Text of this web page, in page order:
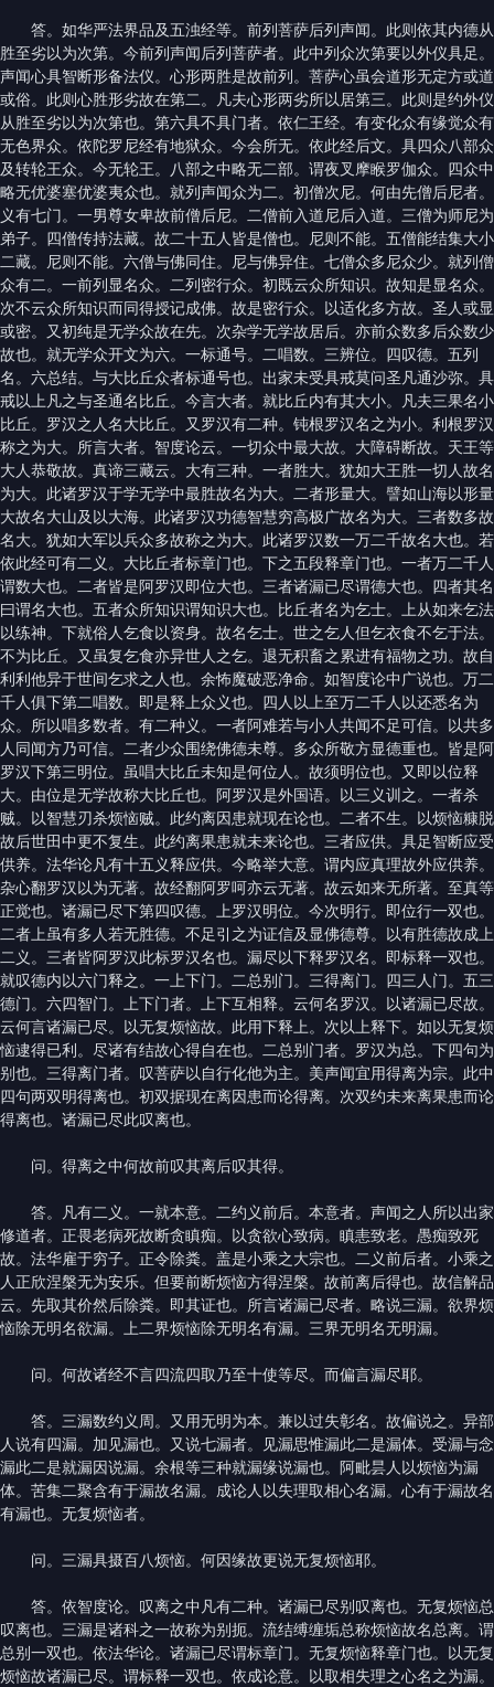
答。如华严法界品及五浊经等。前列菩萨后列声闻。此则依其内德从
胜至劣以为次第。今前列声闻后列菩萨者。此中列众次第要以外仪具足。
声闻心具智断形备法仪。心形两胜是故前列。菩萨心虽会道形无定方或道
或俗。此则心胜形劣故在第二。凡夫心形两劣所以居第三。此则是约外仪
从胜至劣以为次第也。第六具不具门者。依仁王经。有变化众有缘觉众有
无色界众。依陀罗尼经有地狱众。今会所无。依此经后文。具四众八部众
及转轮王众。今无轮王。八部之中略无二部。谓夜叉摩睺罗伽众。四众中
略无优婆塞优婆夷众也。就列声闻众为二。初僧次尼。何由先僧后尼者。
义有七门。一男尊女卑故前僧后尼。二僧前入道尼后入道。三僧为师尼为
弟子。四僧传持法藏。故二十五人皆是僧也。尼则不能。五僧能结集大小
二藏。尼则不能。六僧与佛同住。尼与佛异住。七僧众多尼众少。就列僧
众有二。一前列显名众。二列密行众。初既云众所知识。故知是显名众。
次不云众所知识而同得授记成佛。故是密行众。以适化多方故。圣人或显
或密。又初纯是无学众故在先。次杂学无学故居后。亦前众数多后众数少
故也。就无学众开文为六。一标通号。二唱数。三辨位。四叹德。五列
名。六总结。与大比丘众者标通号也。出家未受具戒莫问圣凡通沙弥。具
戒以上凡之与圣通名比丘。今言大者。就比丘内有其大小。凡夫三果名小
比丘。罗汉之人名大比丘。又罗汉有二种。钝根罗汉名之为小。利根罗汉
称之为大。所言大者。智度论云。一切众中最大故。大障碍断故。天王等
大人恭敬故。真谛三藏云。大有三种。一者胜大。犹如大王胜一切人故名
为大。此诸罗汉于学无学中最胜故名为大。二者形量大。譬如山海以形量
大故名大山及以大海。此诸罗汉功德智慧穷高极广故名为大。三者数多故
名大。犹如大军以兵众多故称之为大。此诸罗汉数一万二千故名大也。若
依此经可有二义。大比丘者标章门也。下之五段释章门也。一者万二千人
谓数大也。二者皆是阿罗汉即位大也。三者诸漏已尽谓德大也。四者其名
曰谓名大也。五者众所知识谓知识大也。比丘者名为乞士。上从如来乞法
以练神。下就俗人乞食以资身。故名乞士。世之乞人但乞衣食不乞于法。
不为比丘。又虽复乞食亦异世人之乞。退无积畜之累进有福物之功。故自
利利他异于世间乞求之人也。余怖魔破恶净命。如智度论中广说也。万二
千人俱下第二唱数。即是释上众义也。四人以上至万二千人以还悉名为
众。所以唱多数者。有二种义。一者阿难若与小人共闻不足可信。以共多
人同闻方乃可信。二者少众围绕佛德未尊。多众所敬方显德重也。皆是阿
罗汉下第三明位。虽唱大比丘未知是何位人。故须明位也。又即以位释
大。由位是无学故称大比丘也。阿罗汉是外国语。以三义训之。一者杀
贼。以智慧刃杀烦恼贼。此约离因患就现在论也。二者不生。以烦恼糠脱
故后世田中更不复生。此约离果患就未来论也。三者应供。具足智断应受
供养。法华论凡有十五义释应供。今略举大意。谓内应真理故外应供养。
杂心翻罗汉以为无著。故经翻阿罗呵亦云无著。故云如来无所著。至真等
正觉也。诸漏已尽下第四叹德。上罗汉明位。今次明行。即位行一双也。
二者上虽有多人若无胜德。不足引之为证信及显佛德尊。以有胜德故成上
二义。三者皆阿罗汉此标罗汉名也。漏尽以下释罗汉名。即标释一双也。
就叹德内以六门释之。一上下门。二总别门。三得离门。四三人门。五三
德门。六四智门。上下门者。上下互相释。云何名罗汉。以诸漏已尽故。
云何言诸漏已尽。以无复烦恼故。此用下释上。次以上释下。如以无复烦
恼逮得已利。尽诸有结故心得自在也。二总别门者。罗汉为总。下四句为
别也。三得离门者。叹菩萨以自行化他为主。美声闻宜用得离为宗。此中
四句两双明得离也。初双据现在离因患而论得离。次双约未来离果患而论
得离也。诸漏已尽此叹离也。
问。得离之中何故前叹其离后叹其得。
答。凡有二义。一就本意。二约义前后。本意者。声闻之人所以出家
修道者。正畏老病死故断贪瞋痴。以贪欲心致病。瞋恚致老。愚痴致死
故。法华雇于穷子。正令除粪。盖是小乘之大宗也。二义前后者。小乘之
人正欣涅槃无为安乐。但要前断烦恼方得涅槃。故前离后得也。故信解品
云。先取其价然后除粪。即其证也。所言诸漏已尽者。略说三漏。欲界烦
恼除无明名欲漏。上二界烦恼除无明名有漏。三界无明名无明漏。
问。何故诸经不言四流四取乃至十使等尽。而偏言漏尽耶。
答。三漏数约义周。又用无明为本。兼以过失彰名。故偏说之。异部
人说有四漏。加见漏也。又说七漏者。见漏思惟漏此二是漏体。受漏与念
漏此二是就漏因说漏。余根等三种就漏缘说漏也。阿毗昙人以烦恼为漏
体。苦集二聚含有于漏故名漏。成论人以失理取相心名漏。心有于漏故名
有漏也。无复烦恼者。
问。三漏具摄百八烦恼。何因缘故更说无复烦恼耶。
答。依智度论。叹离之中凡有二种。诸漏已尽别叹离也。无复烦恼总
叹离也。三漏是诸科之一故称为别扼。流结缚缠垢总称烦恼故名总离。谓
总别一双也。依法华论。诸漏已尽谓标章门。无复烦恼释章门也。以无复
烦恼故诸漏已尽。谓标释一双也。依成论意。以取相失理之心名之为漏。